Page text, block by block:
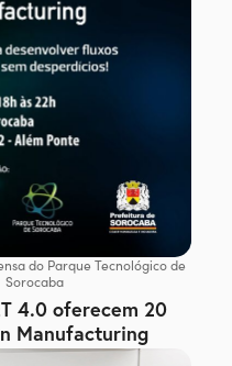
do Parque Tecnológico de
Sorocaba
4.0 oferecem 20
Manufacturing